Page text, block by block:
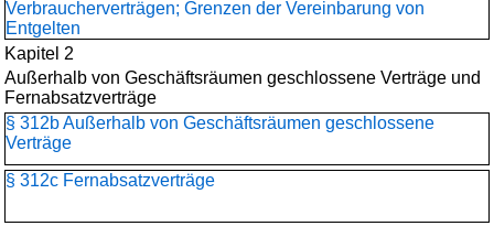
Verbraucherverträgen; Grenzen der Vereinbarung von
Entgelten
Kapitel 2
Außerhalb von Geschäftsräumen geschlossene Verträge und
Fernabsatzverträge
§ 312b Außerhalb von Geschäftsräumen geschlossene
Verträge
§ 312c Fernabsatzverträge